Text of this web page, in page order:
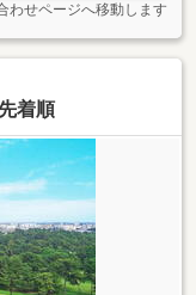
わせページへ移動します
着順